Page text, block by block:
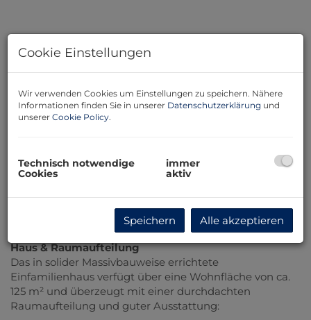
Beschreibung
Dieses gepflegte, vollunterkellerte Einfamilienhaus
überzeugt durch seine idyllische Lage, moderne
Ausstattung und vielseitige Nutzungsmöglichkeiten –
ein ideales Zuhause für Familien, die Ruhe und Natur
Haus & Raumaufteilung
Das in solider Massivbauweise errichtete
Einfamilienhaus verfügt über eine Wohnfläche von ca.
125 m² und überzeugt mit einer durchdachten
Raumaufteilung und guter Ausstattung:
Cookie Einstellungen
Wir verwenden Cookies um Einstellungen zu speichern. Nähere
Informationen finden Sie in unserer Datenschutzerklärung und
unserer Cookie Policy.
Technisch notwendige
Cookies
immer
aktiv
Speichern Alle akzeptieren